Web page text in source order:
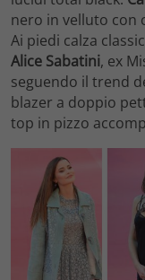
nero in velluto con
Ai piedi calza
Alice Sabatini, ex
seguendo il trend
blazer a doppio
top in pizzo